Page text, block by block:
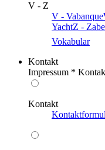
V - Z
V - Vabanque
YachtZ -
Vokabular
Kontakt
Impressum *
Kontakt